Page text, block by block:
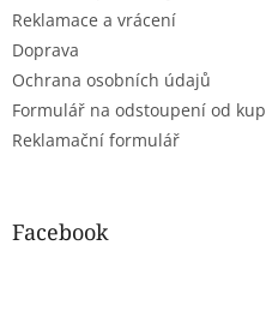
Reklamace a vrácení
Doprava
Ochrana osobních údajů
Formulář na odstoupení od
Reklamační formulář
Facebook